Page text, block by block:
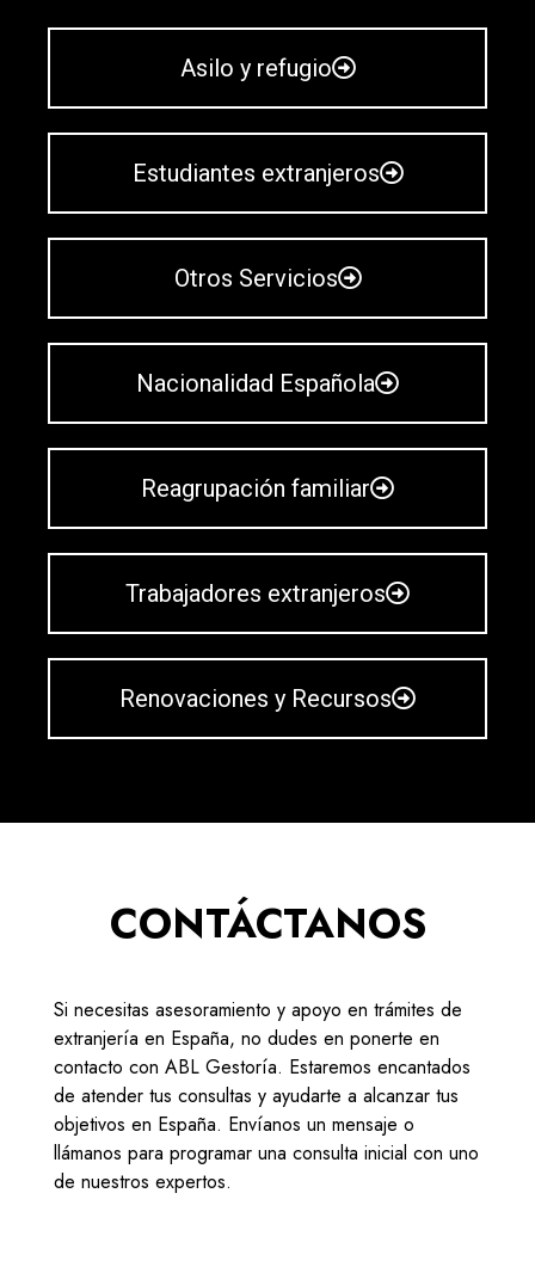
Asilo y refugio
Estudiantes extranjeros
Otros Servicios
Nacionalidad Española
Reagrupación familiar
Trabajadores extranjeros
Renovaciones y Recursos
CONTÁCTANOS
Si necesitas asesoramiento y apoyo en trámites de
extranjería en España, no dudes en ponerte en
contacto con ABL Gestoría. Estaremos encantados
de atender tus consultas y ayudarte a alcanzar tus
objetivos en España. Envíanos un mensaje o
llámanos para programar una consulta inicial con uno
de nuestros expertos.